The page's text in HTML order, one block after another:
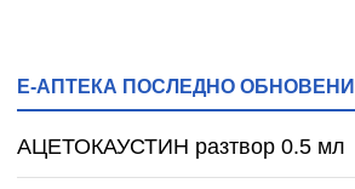
Е-АПТЕКА ПОСЛЕДНО ОБНОВЕНИ
АЦЕТОКАУСТИН разтвор 0.5 мл